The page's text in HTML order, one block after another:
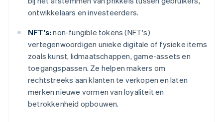
ontwikkelaars en investeerders.
NFT's: non-fungible tokens (NFT's)
vertegenwoordigen unieke digitale of fysieke items
zoals kunst, lidmaatschappen, game-assets en
toegangspassen. Ze helpen makers om
rechtstreeks aan klanten te verkopen en laten
merken nieuwe vormen van loyaliteit en
betrokkenheid opbouwen.